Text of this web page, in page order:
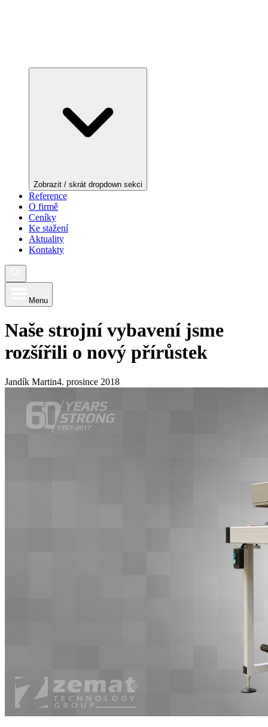
Zobrazit / skrát dropdown sekci
Reference
O firmě
Ceníky
Ke stažení
Aktuality
Kontakty
Menu
Naše strojní vybavení jsme
rozšířili o nový přírůstek
Jandík Martin4. prosince 2018